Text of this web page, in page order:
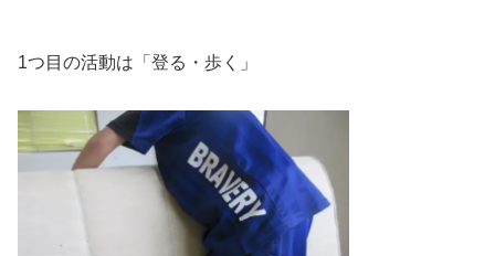
1つ目の活動は「登る・歩く」